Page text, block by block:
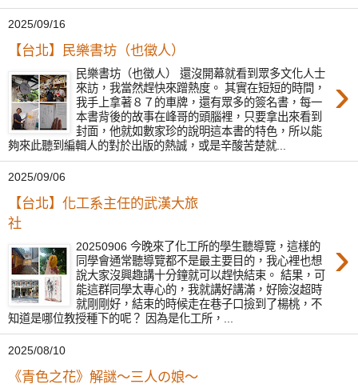
2025/09/16
【台北】民樂書坊（也徵人）
›
民樂書坊（也徵人） 還沒開幕就看到眾多文化人士
來訪，我當然趕快來蹭熱度。 其實在短短的時間，
我手上拿著８７的車牌，還有眾多的簽名書，每一
本書背後的故事在峰哥的頭腦裡，只要拿出來看到
封面，他就如數家珍的說明這本書的特色，所以能
夠來此聽到編輯人的對於出版的熱誠，或是辛酸苦楚就...
2025/09/06
【台北】化工系主任的武漢大旅
社
›
20250906 今晚來了化工所的學生聽導覽，這樣的
同學會通常聽導覽都不是最主要目的，我心裡也想
說大家沒興趣講十分鐘就可以趕快結束。 結果，可
能這群同學太專心的，我就講好講滿，好險沒超時
就剛剛好，結束的時候走在巷子口撿到了楊桃，不
知道是哪位教授種下的呢？ 因為是化工所，...
2025/08/10
《青色之花》解謎〜三人の娘〜